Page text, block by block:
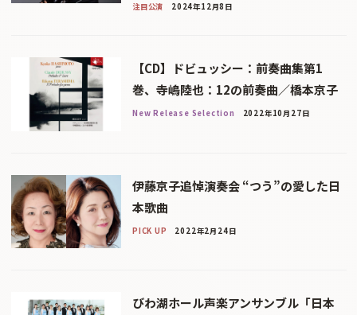
注目公演 2024年12月8日
【CD】ドビュッシー：前奏曲集第1
巻、寺嶋陸也：12の前奏曲／橋本京子
New Release Selection 2022年10月27日
伊藤京子追悼演奏会 “つう”の愛した日
本歌曲
PICK UP 2022年2月24日
びわ湖ホール声楽アンサンブル「日本